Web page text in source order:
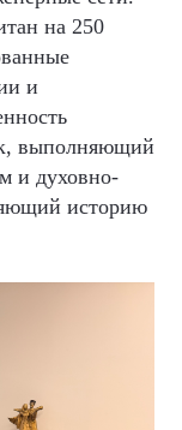
на 250
и
выполняющий
и духовно-
историю